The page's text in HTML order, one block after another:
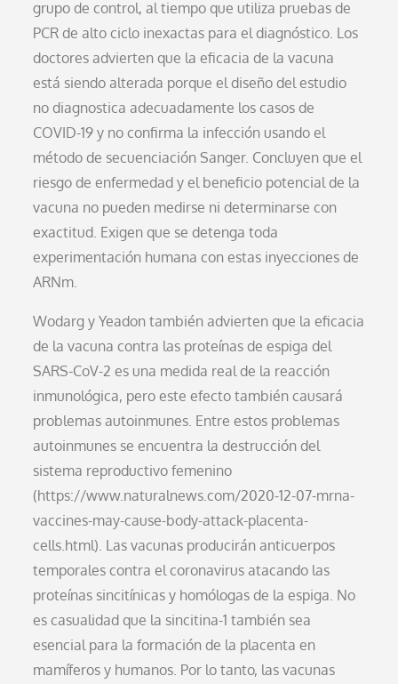
grupo de control, al tiempo que utiliza pruebas de
PCR de alto ciclo inexactas para el diagnóstico. Los
doctores advierten que la eficacia de la vacuna
está siendo alterada porque el diseño del estudio
no diagnostica adecuadamente los casos de
COVID-19 y no confirma la infección usando el
método de secuenciación Sanger. Concluyen que el
riesgo de enfermedad y el beneficio potencial de la
vacuna no pueden medirse ni determinarse con
exactitud. Exigen que se detenga toda
experimentación humana con estas inyecciones de
ARNm.
Wodarg y Yeadon también advierten que la eficacia
de la vacuna contra las proteínas de espiga del
SARS-CoV-2 es una medida real de la reacción
inmunológica, pero este efecto también causará
problemas autoinmunes. Entre estos problemas
autoinmunes se encuentra la destrucción del
sistema reproductivo femenino
(https://www.naturalnews.com/2020-12-07-mrna-
vaccines-may-cause-body-attack-placenta-
cells.html). Las vacunas producirán anticuerpos
temporales contra el coronavirus atacando las
proteínas sincitínicas y homólogas de la espiga. No
es casualidad que la sincitina-1 también sea
esencial para la formación de la placenta en
mamíferos y humanos. Por lo tanto, las vacunas